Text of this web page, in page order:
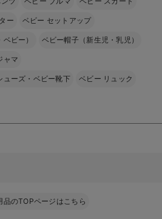
ー ベビー セットアップ
ビー） ベビー帽子（新生児・乳児）
ャマ
ューズ・ベビー靴下 ベビー リュック
のTOPページはこちら